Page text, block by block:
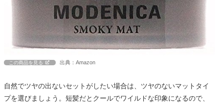
この商品を見る 出典：Amazon
自然でツヤの出ないセットがしたい場合は、ツヤのないマットタイ
プを選びましょう。短髪だとクールでワイルドな印象になるので、